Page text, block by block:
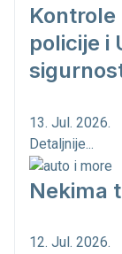
policije i
13. Jul. 2026.
Detaljnije...
Nekima
12. Jul. 2026.